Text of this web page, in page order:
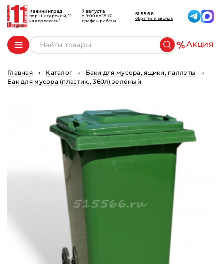
Калининград
пер. Шатурский, 11
как проехать?
7 августа
c 9:00 до 18:00
график работы
51-55-66
обратный звонок
Акция
Главная Каталог
Баки для мусора, ящики, паллеты
Бак для мусора (пластик., 360л) зелёный